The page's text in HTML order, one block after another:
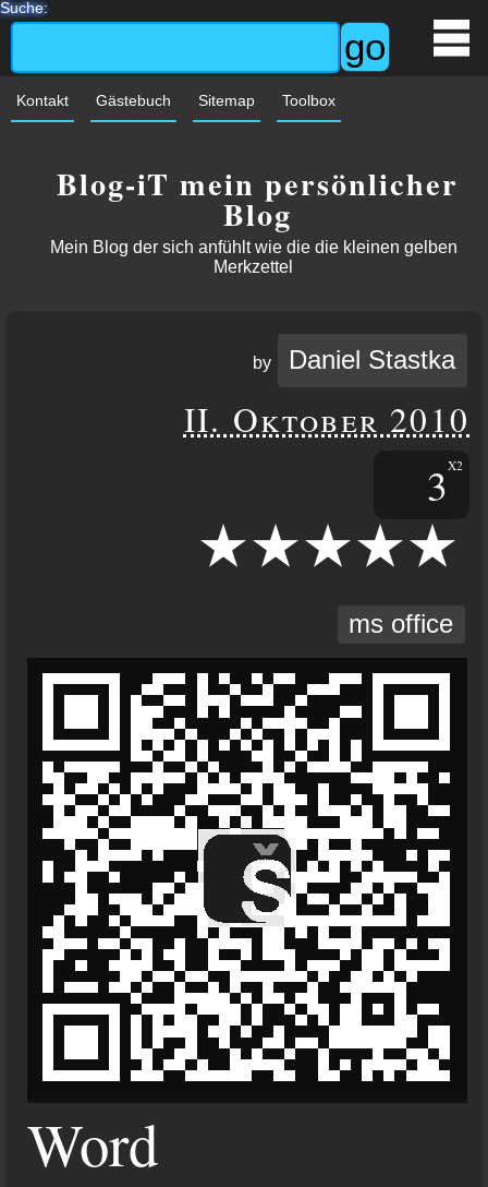
Suche:
Kontakt Gästebuch Sitemap Toolbox
Blog-iT mein persönlicher
Blog
Mein Blog der sich anfühlt wie die die kleinen gelben
Merkzettel
by Daniel Stastka
II. Oktober 2010
X2
3
ms office
Word